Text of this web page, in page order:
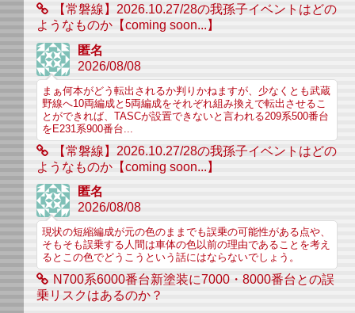
【常磐線】2026.10.27/28の我孫子イベントはどの
ようなものか【coming soon...】
匿名
2026/08/08
まぁ何本がどう転出されるか判りかねますが、少なくとも武蔵
野線へ10両編成と5両編成をそれぞれ組み換えで転出させるこ
とができれば、TASCが設置できないと言われる209系500番台
をE231系900番台...
【常磐線】2026.10.27/28の我孫子イベントはどの
ようなものか【coming soon...】
匿名
2026/08/08
現状の短縮編成が元の色のままでも誤乗の可能性がある点や、
そもそも誤乗する人間は車体の色以前の理由であることを考え
るとこの色でどうこうという話にはならないでしょう。
N700系6000番台新塗装に7000・8000番台との誤
乗リスクはあるのか？